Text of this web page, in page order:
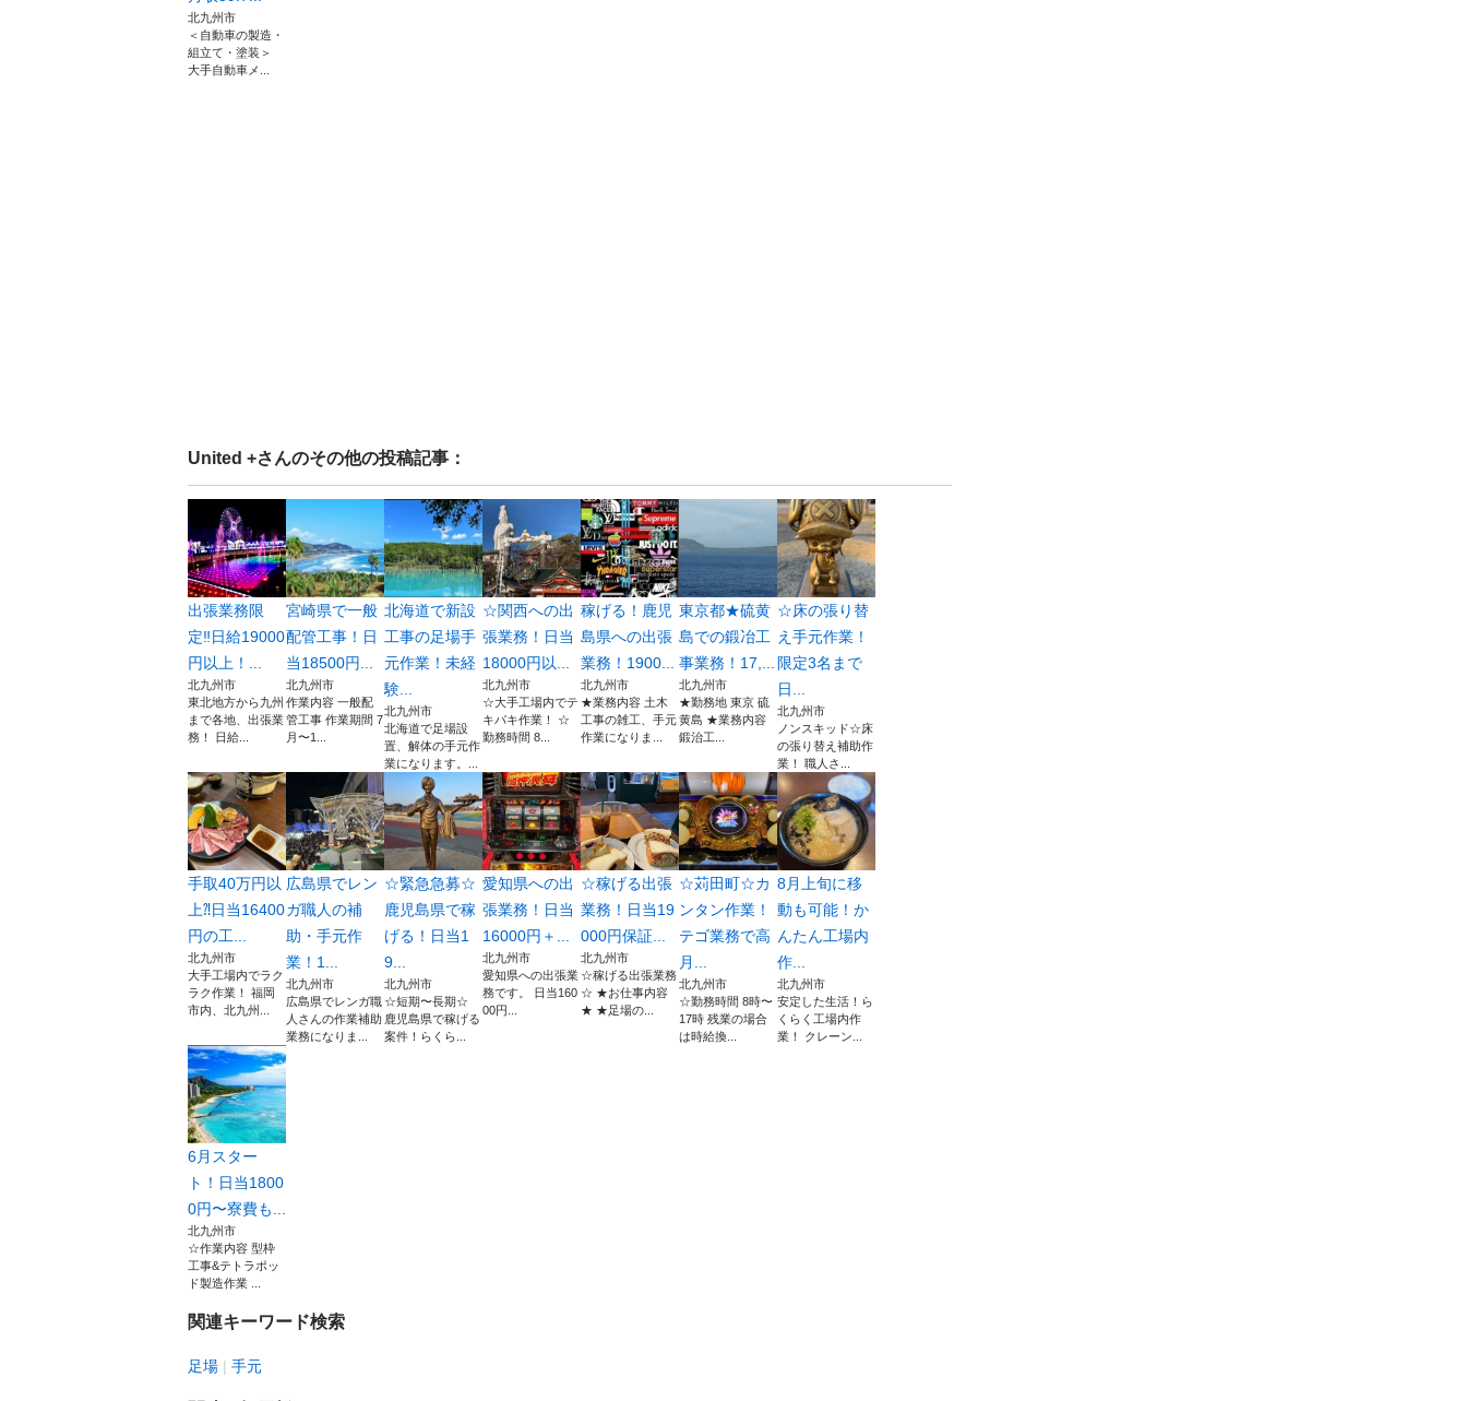
北九州市
＜自動車の製造・
組立て・塗装＞
大手自動車メ...
United +さんのその他の投稿記事：
出張業務限
定‼︎日給19000
円以上！...
北九州市
東北地方から九州
まで各地、出張業
務！ 日給...
宮崎県で一般
配管工事！日
当18500円...
北九州市
作業内容 一般配
管工事 作業期間 7
月〜1...
北海道で新設
工事の足場手
元作業！未経
験...
北九州市
北海道で足場設
置、解体の手元作
業になります。...
☆関西への出
張業務！日当
18000円以...
北九州市
☆大手工場内でテ
キパキ作業！ ☆
勤務時間 8...
稼げる！鹿児
島県への出張
業務！1900...
北九州市
★業務内容 土木
工事の雑工、手元
作業になりま...
東京都★硫黄
島での鍛冶工
事業務！17,...
北九州市
★勤務地 東京 硫
黄島 ★業務内容
鍛治工...
☆床の張り替
え手元作業！
限定3名まで
日...
北九州市
ノンスキッド☆床
の張り替え補助作
業！ 職人さ...
手取40万円以
上⁈日当16400
円の工...
北九州市
大手工場内でラク
ラク作業！ 福岡
市内、北九州...
広島県でレン
ガ職人の補
助・手元作
業！1...
北九州市
広島県でレンガ職
人さんの作業補助
業務になりま...
☆緊急急募☆
鹿児島県で稼
げる！日当1
9...
北九州市
☆短期〜長期☆
鹿児島県で稼げる
案件！らくら...
愛知県への出
張業務！日当
16000円＋...
北九州市
愛知県への出張業
務です。 日当160
00円...
☆稼げる出張
業務！日当19
000円保証...
北九州市
☆稼げる出張業務
☆ ★お仕事内容
★ ★足場の...
☆苅田町☆カ
ンタン作業！
テゴ業務で高
月...
北九州市
☆勤務時間 8時〜
17時 残業の場合
は時給換...
8月上旬に移
動も可能！か
んたん工場内
作...
北九州市
安定した生活！ら
くらく工場内作
業！ クレーン...
6月スター
ト！日当1800
0円〜寮費も...
北九州市
☆作業内容 型枠
工事&テトラポッ
ド製造作業 ...
関連キーワード検索
足場 手元